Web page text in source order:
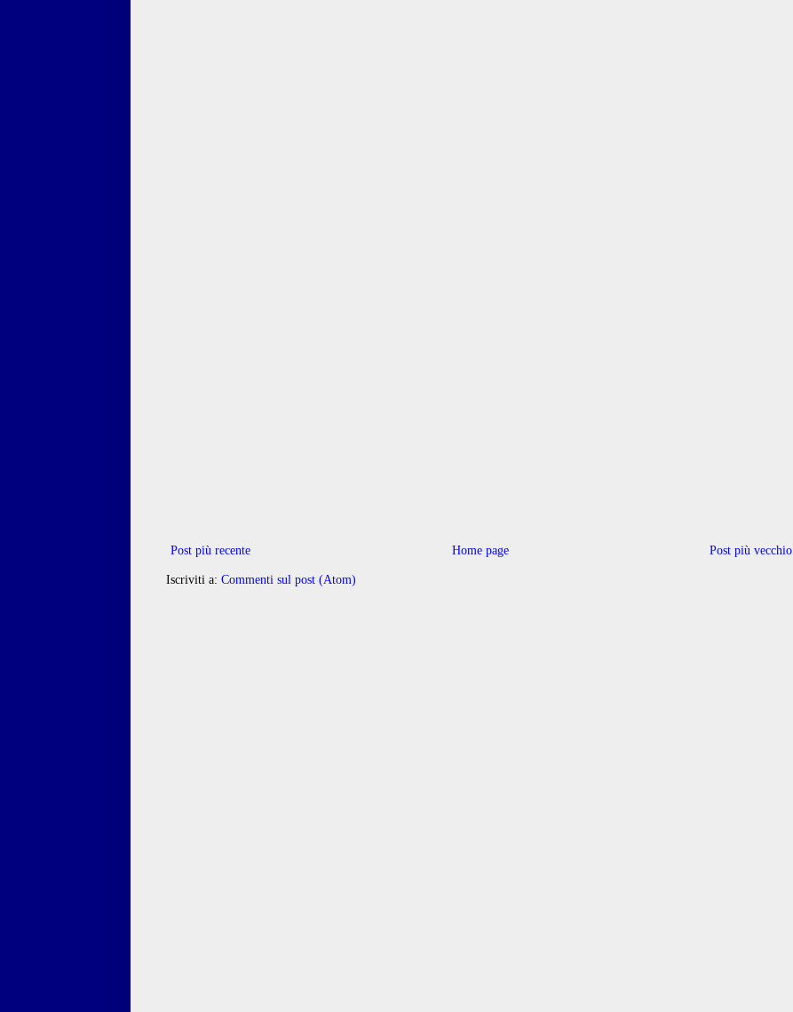
Post più recente Post più vecchio
Home page
Iscriviti a: Commenti sul post (Atom)